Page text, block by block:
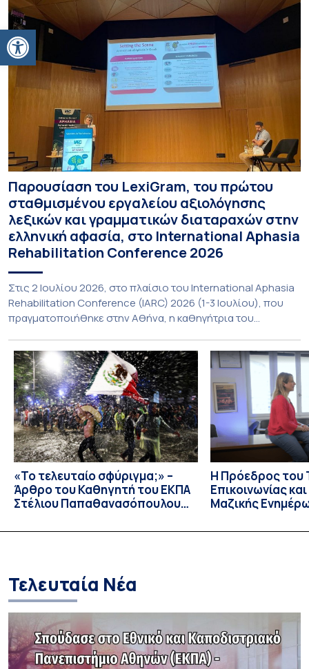
Ανοίξτε τη γραμμή εργαλείων
Παρουσίαση του LexiGram, του πρώτου
σταθμισμένου εργαλείου αξιολόγησης
λεξικών και γραμματικών διαταραχών στην
ελληνική αφασία, στο International Aphasia
Rehabilitation Conference 2026
Στις 2 Ιουλίου 2026, στο πλαίσιο του International Aphasia
Rehabilitation Conference (IARC) 2026 (1-3 Ιουλίου), που
πραγματοποιήθηκε στην Αθήνα, η καθηγήτρια του
Πανεπιστημίου Αθηνών, Σπυριδούλα Βαρλοκώστα,
παρουσίασε το LexiGram, ένα καινοτόμο, σταθμισμένο
εργαλείο αξιολόγησης των λεξικών και γραμματικών
διαταραχών σε ελληνόφωνους ασθενείς με αφασία. Η
αφασία είναι επίκτητη γλωσσική […]
«Το τελευταίο σφύριγμα;» –
Άρθρο του Καθηγητή του ΕΚΠΑ
Στέλιου Παπαθανασόπουλου
Η Πρόεδρος του
Επικοινωνίας
Μαζικής
Καθηγήτρια
Τελευταία Νέα